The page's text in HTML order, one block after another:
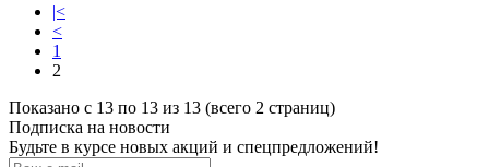
|<
<
1
2
Показано с 13 по 13 из 13 (всего 2 страниц)
Подписка на новости
Будьте в курсе новых акций и спецпредложений!